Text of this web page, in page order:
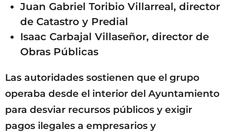
Juan Gabriel Toribio Villarreal, director
de Catastro y Predial
Isaac Carbajal Villaseñor, director de
Obras Públicas
Las autoridades sostienen que el grupo
operaba desde el interior del Ayuntamiento
para desviar recursos públicos y exigir
pagos ilegales a empresarios y